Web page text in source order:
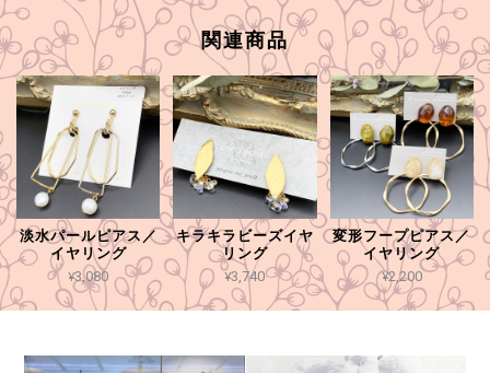
関連商品
淡水パールピアス／
イヤリング
¥3,080
キラキラビーズイヤ
リング
¥3,740
変形フープピアス／
イヤリング
¥2,200